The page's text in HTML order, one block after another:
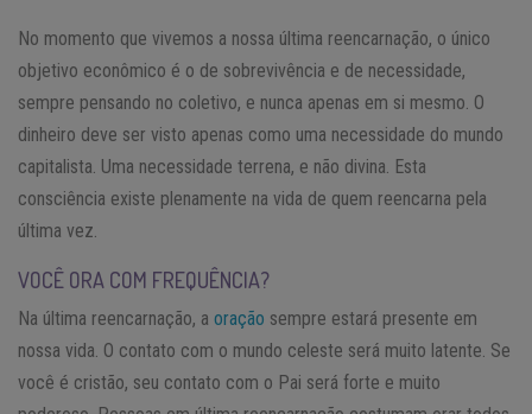
No momento que vivemos a nossa última reencarnação, o único
objetivo econômico é o de sobrevivência e de necessidade,
sempre pensando no coletivo, e nunca apenas em si mesmo. O
dinheiro deve ser visto apenas como uma necessidade do mundo
capitalista. Uma necessidade terrena, e não divina. Esta
consciência existe plenamente na vida de quem reencarna pela
última vez.
VOCÊ ORA COM FREQUÊNCIA?
Na última reencarnação, a oração sempre estará presente em
nossa vida. O contato com o mundo celeste será muito latente. Se
você é cristão, seu contato com o Pai será forte e muito